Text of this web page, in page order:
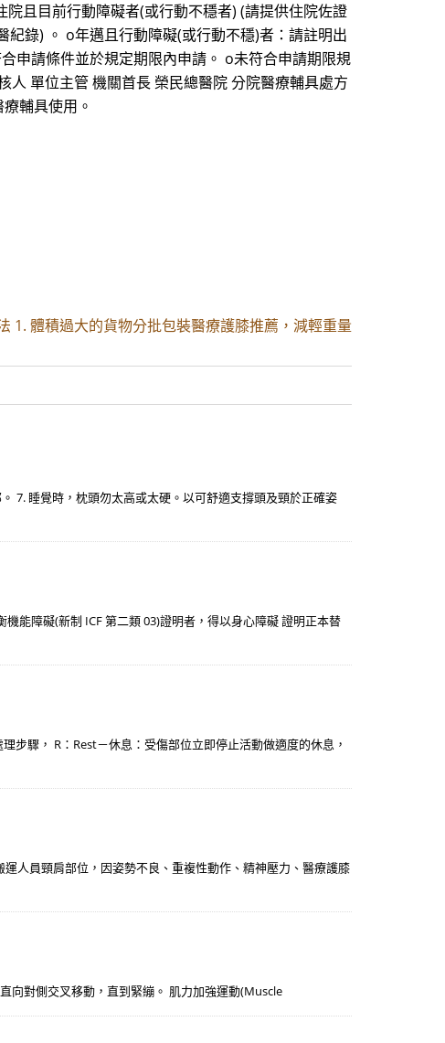
且目前行動障礙者(或行動不穩者) (請提供住院佐證
紀錄) 。 o年邁且行動障礙(或行動不穩)者：請註明出
申請條件並於規定期限內申請。 o未符合申請期限規
單位主管 機關首長 榮民總醫院 分院醫療輔具處方
輔具使用。
1. 體積過大的貨物分批包裝醫療護膝推薦，減輕重量
7. 睡覺時，枕頭勿太高或太硬。以可舒適支撐頭及頸於正確姿
能障礙(新制 ICF 第二類 03)證明者，得以身心障礙 證明正本替
步驟， R：Rest－休息：受傷部位立即停止活動做適度的休息，
人員頸肩部位，因姿勢不良、重複性動作、精神壓力、醫療護膝
向對側交叉移動，直到緊繃。 肌力加強運動(Muscle